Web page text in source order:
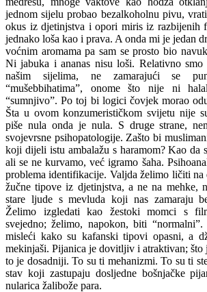
jednom sijelu probao bezalkoholnu pivu,
okus iz djetinjstva i opori miris iz razbijenih
jednako loša kao i prava. A onda mi je jedan
voćnim aromama pa sam se prosto bio
Ni jabuka i ananas nisu loši. Relativno smo
našim sijelima, ne zamarajući se
“mušebbihatima”, onome što nije ni
“sumnjivo”. Po toj bi logici čovjek morao
Šta u ovom konzumerističkom svijetu nije
piše nula onda je nula. S druge strane,
svojevrsne psihopatologije. Zašto bi
koji dijeli istu ambalažu s haramom? Kao da
ali se ne kurvamo, već igramo šaha.
problema identifikacije. Valjda želimo ličiti na
žučne tipove iz djetinjstva, a ne na mehke,
stare ljude s mevluda koji nas zamaraju
Želimo izgledati kao žestoki momci s
svejedno; želimo, napokon, biti
misleći kako su kafanski tipovi opasni, a
mekinjaši. Pijanica je dovitljiv i atraktivan;
to je dosadniji. To su ti mehanizmi. To su ti
stav koji zastupaju dosljedne bošnjačke
nularica žalibože para.